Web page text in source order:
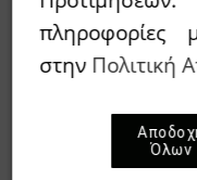
πληροφορίες
στην Πολιτική
Όλων